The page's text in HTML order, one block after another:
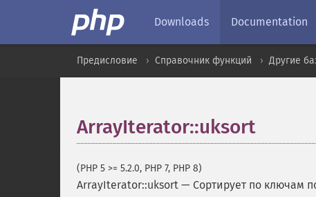
Downloads Documentation
Предисловие Справочник функций Другие
ArrayIterator::uksort
(PHP 5 >= 5.2.0, PHP 7, PHP 8)
ArrayIterator::uksort — Сортирует по ключам